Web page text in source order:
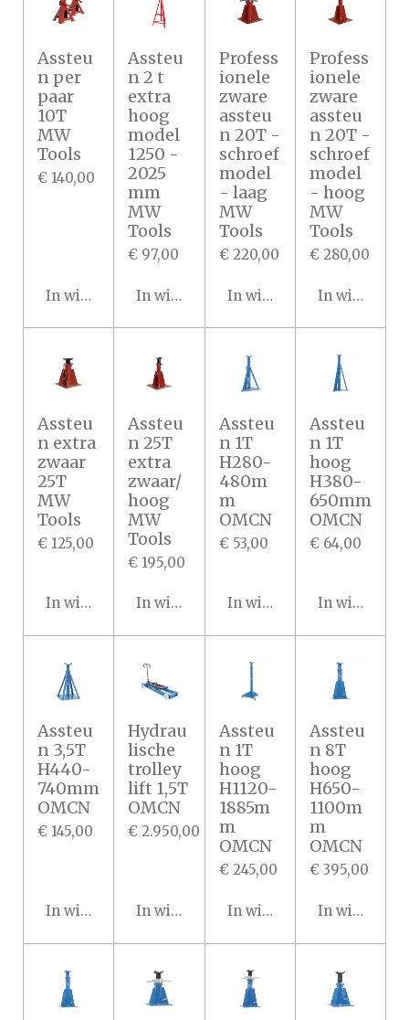
Assteu
n per
paar
10T
MW
Tools
€ 140,00
In winkelwagen
Assteu
n 2 t
extra
hoog
model
1250 -
2025
mm
MW
Tools
€ 97,00
In winkelwagen
Profess
ionele
zware
assteu
n 20T -
schroef
model
- laag
MW
Tools
€ 220,00
In winkelwagen
Profess
ionele
zware
assteu
n 20T -
schroef
model
- hoog
MW
Tools
€ 280,00
In
Assteu
n extra
zwaar
25T
MW
Tools
€ 125,00
In winkelwagen
Assteu
n 25T
extra
zwaar/
hoog
MW
Tools
€ 195,00
In winkelwagen
Assteu
n 1T
H280-
480m
m
OMCN
€ 53,00
In winkelwagen
Assteu
n 1T
hoog
H380-
650mm
OMCN
€ 64,00
In
Assteu
n 3,5T
H440-
740mm
OMCN
€ 145,00
In winkelwagen
Hydrau
lische
trolley
lift 1,5T
OMCN
€ 2.950,00
In winkelwagen
Assteu
n 1T
hoog
H1120-
1885m
m
OMCN
€ 245,00
In winkelwagen
Assteu
n 8T
hoog
H650-
1100m
m
OMCN
€ 395,00
In